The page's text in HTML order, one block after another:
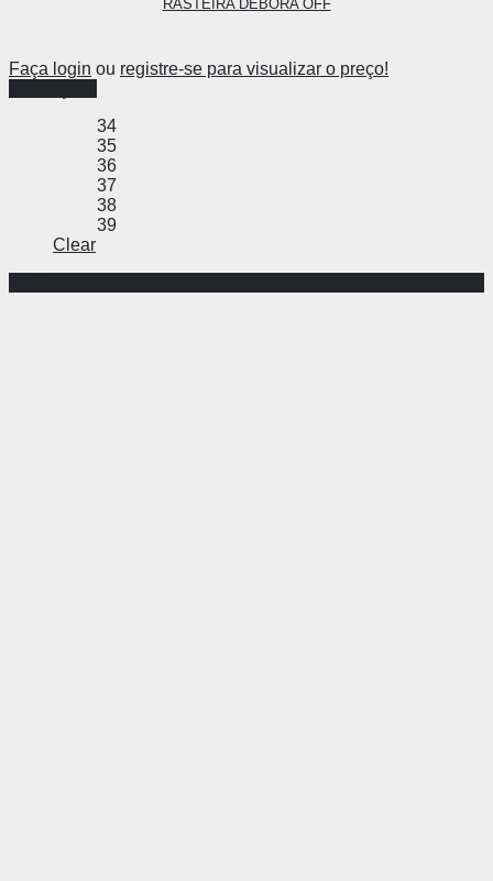
RASTEIRA DEBORA OFF
Faça login ou registre-se para visualizar o preço!
34
35
36
37
38
39
Clear